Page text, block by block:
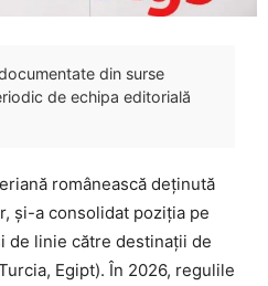
din surse
de echipa editorială
românească deținută
și-a consolidat poziția pe
de linie către destinații de
Egipt). În 2026, regulile